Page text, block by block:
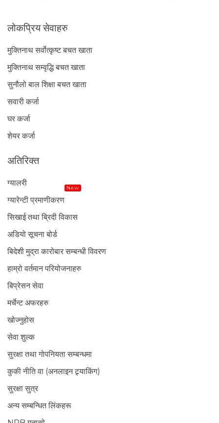
लोकप्रिय सेवाहरु
मुक्तिनाथ सर्वोत्कृष्ट बचत खाता
मुक्तिनाथ सम्वृद्धि बचत खाता
सुनौलो बाल शिक्षा बचत खाता
सवारी कर्जा
घर कर्जा
शेयर कर्जा
अतिरिक्त
ग्यालरी
ग्यारेन्टी प्रमाणीकरण
New
सिखाई तथा ब्रिदी विकास
अडियो सूचना बोर्ड
बिदेशी मुद्रा कारोबार सम्बन्धी विवरण
हाम्रो वर्तमान परियोजनाहरु
बिप्रेसन सेवा
मर्चेन्ट अफरहरु
खोज्नुहोस
सेवा शुल्क
सुरक्षा तथा गोपनियता सम्बन्धमा
कुकी नीति वा (अनलाइन ट्र्याकिंग)
सुरक्षा सुत्र
अन्य सम्बन्धित लिंकहरू